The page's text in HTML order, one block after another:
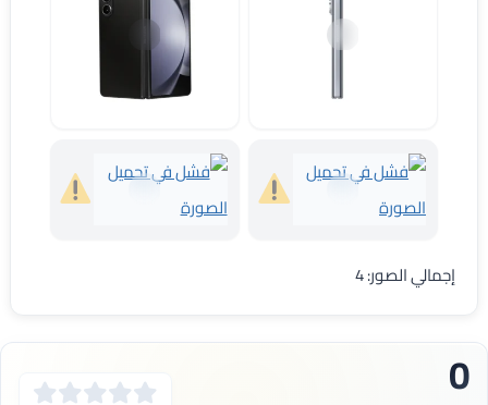
Samsung Z Fold 5
إجمالي الصور: 4
0